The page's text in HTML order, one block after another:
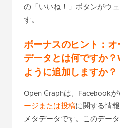
の「いいね！」ボタンがウ
す。
ボーナスのヒント：
データとは何ですか
ように追加しますか？
Open Graphは、Facebook
ージまたは投稿に関する情
メタデータです。このデー